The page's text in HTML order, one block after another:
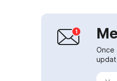
Once